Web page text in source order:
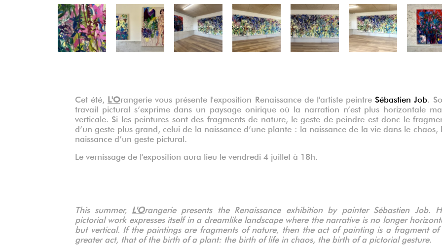
Sébastien Job, La table jaune
Sébastien Job, La fenêtre
Sébastien Job, La fenêtre
Sébastien Job, La fenêtre
Précédent
Cet été, L'Orangerie vous présente l'exposition Renaissance de l'artiste peintre Sébastien Job .
travail pictural s’exprime dans un paysage onirique où la narration n’est plus horizontale
verticale. Si les peintures sont des fragments de nature, le geste de peindre est donc le
d’un geste plus grand, celui de la naissance d’une plante : la naissance de la vie dans le chaos,
naissance d’un geste pictural.
Le vernissage de l'exposition aura lieu le vendredi 4 juillet à 18h.
This summer, L'Orangerie presents the Renaissance exhibition by painter Sébastien Job.
pictorial work expresses itself in a dreamlike landscape where the narrative is no longer
but vertical. If the paintings are fragments of nature, then the act of painting is a fragment of
greater act, that of the birth of a plant: the birth of life in chaos, the birth of a pictorial gesture.